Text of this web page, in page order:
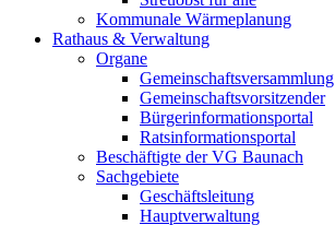
Kommunale Wärmeplanung
Rathaus & Verwaltung
Organe
Gemeinschaftsversammlung
Gemeinschaftsvorsitzender
Bürgerinformationsportal
Ratsinformationsportal
Beschäftigte der VG Baunach
Sachgebiete
Geschäftsleitung
Hauptverwaltung